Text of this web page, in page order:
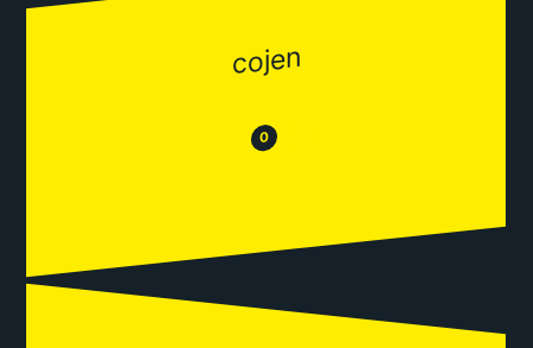
cojen
😒 0 😂